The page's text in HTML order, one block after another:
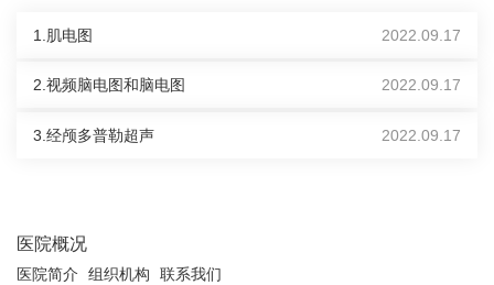
1.肌电图 2022.09.17
2.视频脑电图和脑电图 2022.09.17
3.经颅多普勒超声 2022.09.17
医院概况
医院简介 组织机构 联系我们